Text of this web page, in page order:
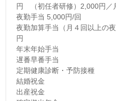
円 （初任者研修）2,000円／
夜勤手当 5,000円/回
夜勤加算手当（月４回以上の
円
年末年始手当
遅番早番手当
定期健康診断・予防接種
結婚祝金
出産祝金